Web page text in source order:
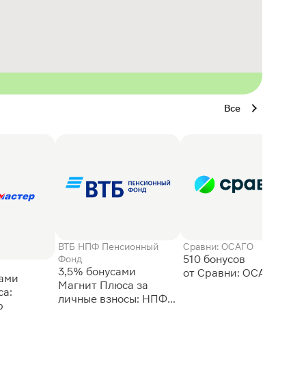
Все
ВТБ НПФ Пенсионный
Фонд
3,5% бонусами
Магнит Плюса за
личные взносы: НПФ
Сравни: ОСАГО
510 бонусов